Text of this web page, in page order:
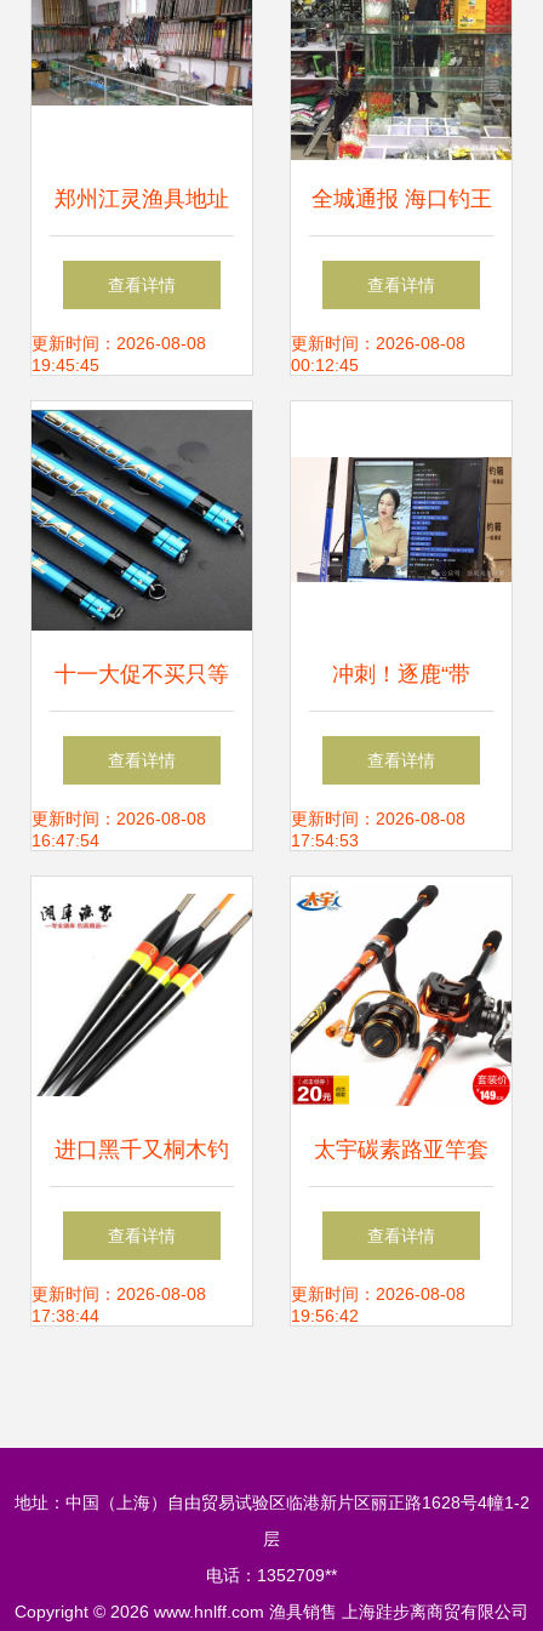
郑州江灵渔具地址
与联系信息汇总 -
好钓鱼渔具销售指
南
查看详情
更新时间：2026-08-08
19:45:45
全城通报 海口钓王
恋上‘香莫香原鸡
汤’，渔具销售现美
查看详情
更新时间：2026-08-08
00:12:45
十一大促不买只等
后悔 盘点几款火爆
渔具，价格不贵质
查看详情
更新时间：2026-08-08
16:47:54
冲刺！逐鹿“带
货”江湖 渔具销售
的破局与升级策略
查看详情
更新时间：2026-08-08
17:54:53
进口黑千又桐木钓
鱼浮漂带转环矶钓
两用夜光棒弹簧鱼
查看详情
更新时间：2026-08-08
17:38:44
太宇碳素路亚竿套
装评测 渔具新手与
行家的利器之选
查看详情
更新时间：2026-08-08
19:56:42
地址：中国（上海）自由贸易试验区临港新片区丽正路1628号4幢1-2
层
电话：1352709**
Copyright © 2026 www.hnlff.com 渔具销售 上海跬步离商贸有限公司